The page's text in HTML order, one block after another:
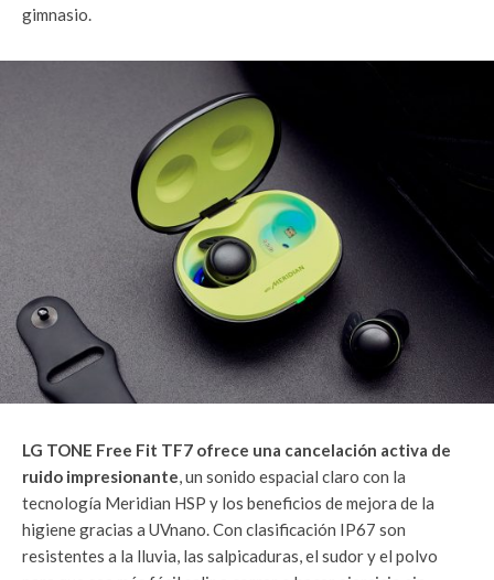
gimnasio.
LG TONE Free Fit TF7 ofrece una cancelación activa de
ruido impresionante, un sonido espacial claro con la
tecnología Meridian HSP y los beneficios de mejora de la
higiene gracias a UVnano. Con clasificación IP67 son
resistentes a la lluvia, las salpicaduras, el sudor y el polvo